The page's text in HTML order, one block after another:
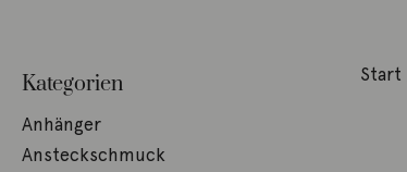
Start
Kategorien
Anhänger
Ansteckschmuck